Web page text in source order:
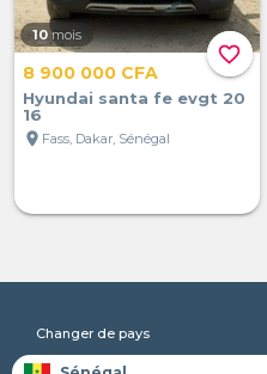
favorite_border
10 mois
8 900 000 CFA
Hyundai santa fe evgt 20
16
location_on Fass, Dakar, Sénégal
Changer de pays